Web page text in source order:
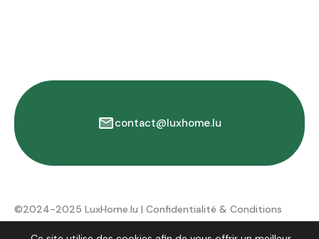
contact@luxhome.lu
©2024-2025 LuxHome.lu | Confidentialité & Conditions
d'utilisation